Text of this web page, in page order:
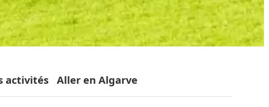
activités Aller en Algarve